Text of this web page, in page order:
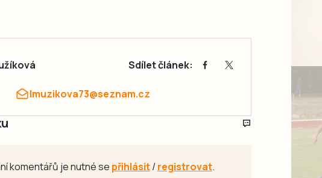
Sdílet článek:
lmuzikova73@seznam.cz
komentářů je nutné se přihlásit/registrovat.